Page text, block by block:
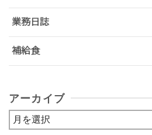
業務日誌
補給食
アーカイブ
ア
ー